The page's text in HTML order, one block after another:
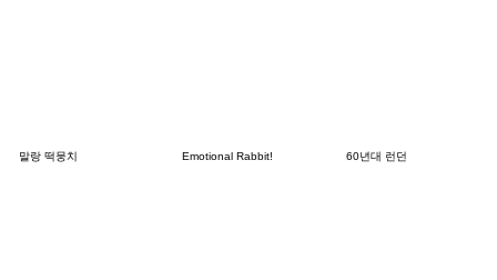
말랑 떡뭉치 Emotional Rabbit! 60년대 런던